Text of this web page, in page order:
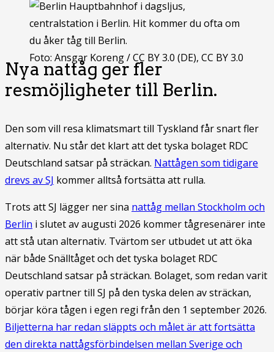
Foto: Ansgar Koreng / CC BY 3.0 (DE), CC BY 3.0
Nya nattåg ger fler
resmöjligheter till Berlin.
Den som vill resa klimatsmart till Tyskland får snart fler
alternativ. Nu står det klart att det tyska bolaget RDC
Deutschland satsar på sträckan. Nattågen som tidigare
drevs av SJ kommer alltså fortsätta att rulla.
Trots att SJ lägger ner sina nattåg mellan Stockholm och
Berlin i slutet av augusti 2026 kommer tågresenärer inte
att stå utan alternativ. Tvärtom ser utbudet ut att öka
när både Snälltåget och det tyska bolaget RDC
Deutschland satsar på sträckan. Bolaget, som redan varit
operativ partner till SJ på den tyska delen av sträckan,
börjar köra tågen i egen regi från den 1 september 2026.
Biljetterna har redan släppts och målet är att fortsätta
den direkta nattågsförbindelsen mellan Sverige och